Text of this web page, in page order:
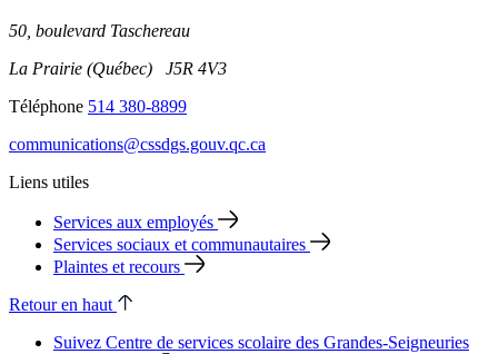
50, boulevard Taschereau
La Prairie (Québec) J5R 4V3
Téléphone 514 380-8899
communications@cssdgs.gouv.qc.ca
Liens utiles
Services aux employés
Services sociaux et communautaires
Plaintes et recours
Retour en haut
Suivez Centre de services scolaire des Grandes‑Seigneuries